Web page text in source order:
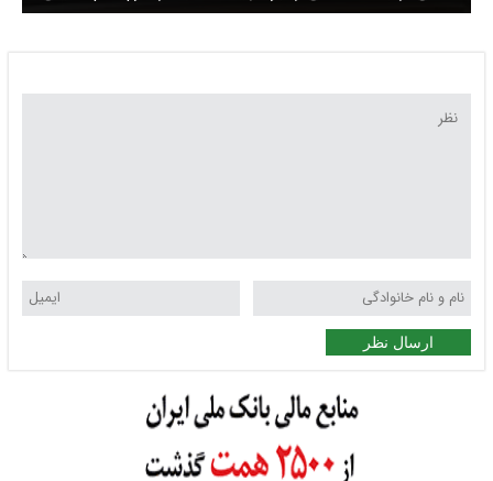
ارسال نظر